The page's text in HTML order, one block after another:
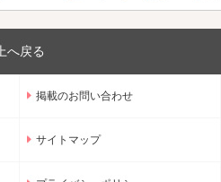
上へ戻る
掲載のお問い合わせ
サイトマップ